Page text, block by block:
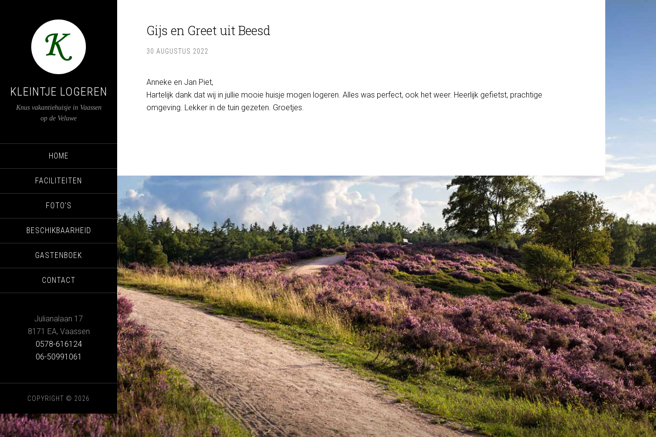
KLEINTJE LOGEREN
Knus vakantiehuisje in Vaassen
op de Veluwe
HOME
FACILITEITEN
FOTO’S
BESCHIKBAARHEID
GASTENBOEK
CONTACT
Julianalaan 17
8171 EA, Vaassen
0578-616124
06-50991061
COPYRIGHT © 2026
Gijs en Greet uit Beesd
30 AUGUSTUS 2022
Anneke en Jan Piet,
Hartelijk dank dat wij in jullie mooie huisje mogen logeren. Alles was perfect, ook het weer. Heerlijk gefietst, prachtige
omgeving. Lekker in de tuin gezeten. Groetjes.